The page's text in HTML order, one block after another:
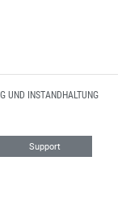
UND INSTANDHALTUNG
Support